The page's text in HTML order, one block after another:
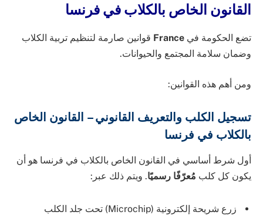
القانون الخاص بالكلاب في فرنسا
تضع الحكومة في France قوانين صارمة لتنظيم تربية الكلاب
وضمان سلامة المجتمع والحيوانات.
ومن أهم هذه القوانين:
تسجيل الكلب والتعريف القانوني – القانون الخاص
بالكلاب في فرنسا
أول شرط أساسي في القانون الخاص بالكلاب في فرنسا هو أن
يكون كل كلب مُعرّفًا رسميًا. ويتم ذلك عبر:
زرع شريحة إلكترونية (Microchip) تحت جلد الكلب